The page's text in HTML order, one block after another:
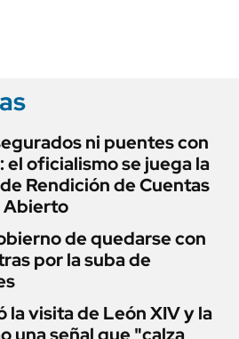
ni puentes con
el oficialismo se juega la
Rendición de Cuentas
Abierto
de quedarse con
por la suba de
la visita de León XIV y la
una señal que "calza